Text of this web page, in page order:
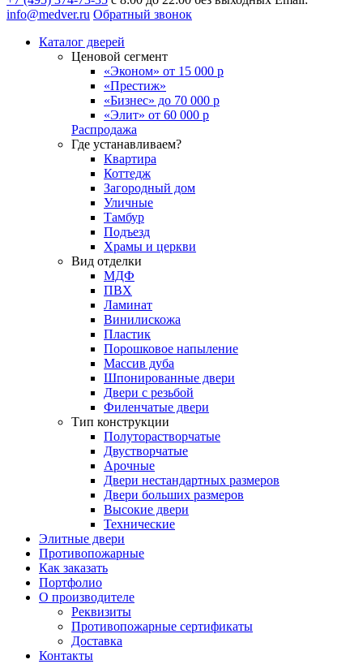
info@medver.ru Обратный звонок
Каталог дверей
Ценовой сегмент
«Эконом» от 15 000 р
«Престиж»
«Бизнес» до 70 000 р
«Элит» от 60 000 р
Распродажа
Где устанавливаем?
Квартира
Коттедж
Загородный дом
Уличные
Тамбур
Подъезд
Храмы и церкви
Вид отделки
МДФ
ПВХ
Ламинат
Винилискожа
Пластик
Порошковое напыление
Массив дуба
Шпонированные двери
Двери с резьбой
Филенчатые двери
Тип конструкции
Полуторастворчатые
Двустворчатые
Арочные
Двери нестандартных размеров
Двери больших размеров
Высокие двери
Технические
Элитные двери
Противопожарные
Как заказать
Портфолио
О производителе
Реквизиты
Противопожарные сертификаты
Доставка
Контакты